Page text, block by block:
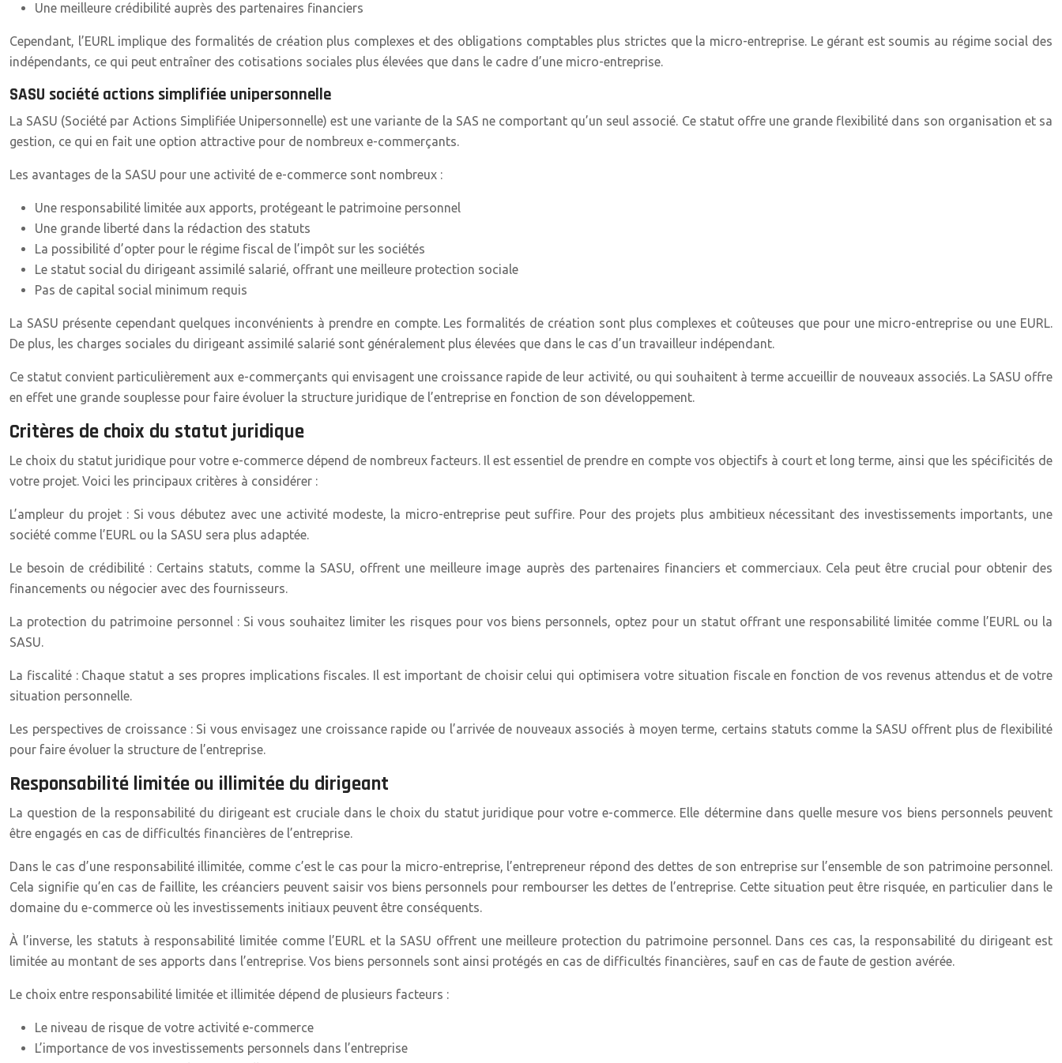
Une meilleure crédibilité auprès des partenaires financiers
Cependant, l’EURL implique des formalités de création plus complexes et des obligations comptables plus strictes que la micro-entreprise. Le gérant est soumis au régime social des
indépendants, ce qui peut entraîner des cotisations sociales plus élevées que dans le cadre d’une micro-entreprise.
SASU société actions simplifiée unipersonnelle
La SASU (Société par Actions Simplifiée Unipersonnelle) est une variante de la SAS ne comportant qu’un seul associé. Ce statut offre une grande flexibilité dans son organisation et sa
gestion, ce qui en fait une option attractive pour de nombreux e-commerçants.
Les avantages de la SASU pour une activité de e-commerce sont nombreux :
Une responsabilité limitée aux apports, protégeant le patrimoine personnel
Une grande liberté dans la rédaction des statuts
La possibilité d’opter pour le régime fiscal de l’impôt sur les sociétés
Le statut social du dirigeant assimilé salarié, offrant une meilleure protection sociale
Pas de capital social minimum requis
La SASU présente cependant quelques inconvénients à prendre en compte. Les formalités de création sont plus complexes et coûteuses que pour une micro-entreprise ou une EURL.
De plus, les charges sociales du dirigeant assimilé salarié sont généralement plus élevées que dans le cas d’un travailleur indépendant.
Ce statut convient particulièrement aux e-commerçants qui envisagent une croissance rapide de leur activité, ou qui souhaitent à terme accueillir de nouveaux associés. La SASU offre
en effet une grande souplesse pour faire évoluer la structure juridique de l’entreprise en fonction de son développement.
Critères de choix du statut juridique
Le choix du statut juridique pour votre e-commerce dépend de nombreux facteurs. Il est essentiel de prendre en compte vos objectifs à court et long terme, ainsi que les spécificités de
votre projet. Voici les principaux critères à considérer :
L’ampleur du projet : Si vous débutez avec une activité modeste, la micro-entreprise peut suffire. Pour des projets plus ambitieux nécessitant des investissements importants, une
société comme l’EURL ou la SASU sera plus adaptée.
Le besoin de crédibilité : Certains statuts, comme la SASU, offrent une meilleure image auprès des partenaires financiers et commerciaux. Cela peut être crucial pour obtenir des
financements ou négocier avec des fournisseurs.
La protection du patrimoine personnel : Si vous souhaitez limiter les risques pour vos biens personnels, optez pour un statut offrant une responsabilité limitée comme l’EURL ou la
SASU.
La fiscalité : Chaque statut a ses propres implications fiscales. Il est important de choisir celui qui optimisera votre situation fiscale en fonction de vos revenus attendus et de votre
situation personnelle.
Les perspectives de croissance : Si vous envisagez une croissance rapide ou l’arrivée de nouveaux associés à moyen terme, certains statuts comme la SASU offrent plus de flexibilité
pour faire évoluer la structure de l’entreprise.
Responsabilité limitée ou illimitée du dirigeant
La question de la responsabilité du dirigeant est cruciale dans le choix du statut juridique pour votre e-commerce. Elle détermine dans quelle mesure vos biens personnels peuvent
être engagés en cas de difficultés financières de l’entreprise.
Dans le cas d’une responsabilité illimitée, comme c’est le cas pour la micro-entreprise, l’entrepreneur répond des dettes de son entreprise sur l’ensemble de son patrimoine personnel.
Cela signifie qu’en cas de faillite, les créanciers peuvent saisir vos biens personnels pour rembourser les dettes de l’entreprise. Cette situation peut être risquée, en particulier dans le
domaine du e-commerce où les investissements initiaux peuvent être conséquents.
À l’inverse, les statuts à responsabilité limitée comme l’EURL et la SASU offrent une meilleure protection du patrimoine personnel. Dans ces cas, la responsabilité du dirigeant est
limitée au montant de ses apports dans l’entreprise. Vos biens personnels sont ainsi protégés en cas de difficultés financières, sauf en cas de faute de gestion avérée.
Le choix entre responsabilité limitée et illimitée dépend de plusieurs facteurs :
Le niveau de risque de votre activité e-commerce
L’importance de vos investissements personnels dans l’entreprise